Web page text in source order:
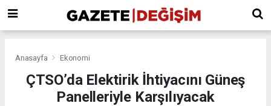
Anasayfa Ekonomi
ÇTSO’da Elektirik İhtiyacını Güneş
Panelleriyle Karşılıyacak